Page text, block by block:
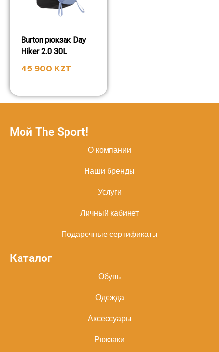
Burton рюкзак Day
Hiker 2.0 30L
45 900 KZT
Мой The Sport!
О компании
Наши бренды
Услуги
Личный кабинет
Подарочные сертификаты
Каталог
Обувь
Одежда
Аксессуары
Рюкзаки